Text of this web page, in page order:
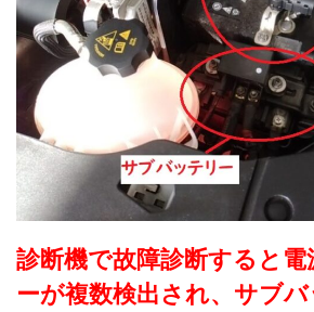
診断機で故障診断すると電
ーが複数検出され、 サブ